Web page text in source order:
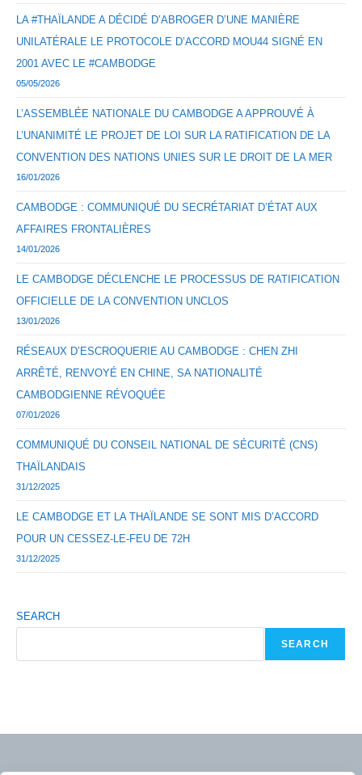
LA #THAÏLANDE A DÉCIDÉ D’ABROGER D’UNE MANIÈRE
UNILATÉRALE LE PROTOCOLE D’ACCORD MOU44 SIGNÉ EN
2001 AVEC LE #CAMBODGE
05/05/2026
L’ASSEMBLÉE NATIONALE DU CAMBODGE A APPROUVÉ À
L’UNANIMITÉ LE PROJET DE LOI SUR LA RATIFICATION DE LA
CONVENTION DES NATIONS UNIES SUR LE DROIT DE LA MER
16/01/2026
CAMBODGE : COMMUNIQUÉ DU SECRÉTARIAT D’ÉTAT AUX
AFFAIRES FRONTALIÈRES
14/01/2026
LE CAMBODGE DÉCLENCHE LE PROCESSUS DE RATIFICATION
OFFICIELLE DE LA CONVENTION UNCLOS
13/01/2026
RÉSEAUX D’ESCROQUERIE AU CAMBODGE : CHEN ZHI
ARRÊTÉ, RENVOYÉ EN CHINE, SA NATIONALITÉ
CAMBODGIENNE RÉVOQUÉE
07/01/2026
COMMUNIQUÉ DU CONSEIL NATIONAL DE SÉCURITÉ (CNS)
THAÏLANDAIS
31/12/2025
LE CAMBODGE ET LA THAÏLANDE SE SONT MIS D’ACCORD
POUR UN CESSEZ-LE-FEU DE 72H
31/12/2025
SEARCH
SEARCH